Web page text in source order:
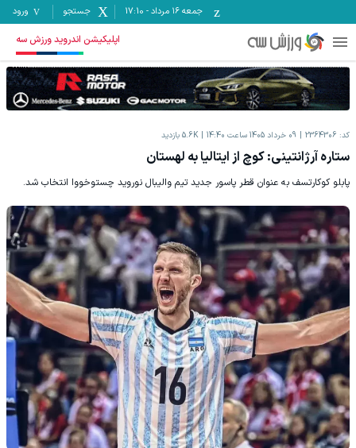
جمعه ۱۶ مرداد -
17:10 جستجو ورود
اپلیکیشن اندروید ورزش سه
کد: 2364306 09 خرداد 1405 ساعت 14:40 5.6K بازدید
ستاره آرژانتینی: کوچ از ایتالیا به لهستان
پابلو کوکارتسف به عنوان قطر پاسور جدید تیم والیبال نوروید چستوخووا انتخاب شد.